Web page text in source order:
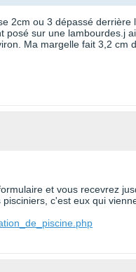
2cm ou 3 dépassé derrière
sur une lambourdes.j
Ma margelle fait 3,2 cm
et vous recevrez
c'est eux qui